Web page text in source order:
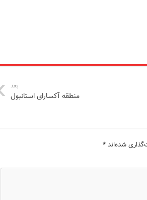
بعد
منطقه آکسارای استانبول
شده‌اند*